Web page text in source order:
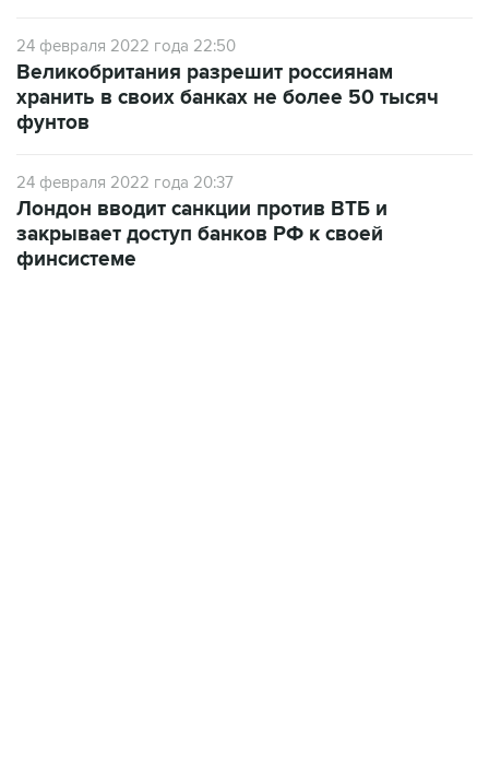
24 февраля 2022 года 22:50
Великобритания разрешит россиянам
хранить в своих банках не более 50 тысяч
фунтов
24 февраля 2022 года 20:37
Лондон вводит санкции против ВТБ и
закрывает доступ банков РФ к своей
финсистеме